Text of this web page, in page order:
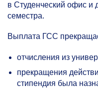
в Студенческий офис и
семестра.
Выплата ГСС
отчисления из
прекращения
стипендия была